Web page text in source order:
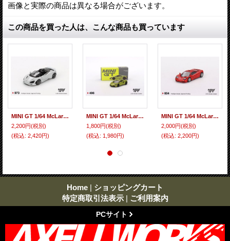
画像と実際の商品は異なる場合がございます。
この商品を買った人は、こんな商品も買っています
MINI GT 1/64 McLaren 750S Spider Cirrus Gray (RHD)
2,200円(税別)
(税込: 2,420円)
MINI GT 1/64 McLaren Altura Flux Green (LHD)
1,800円(税別)
(税込: 1,980円)
MINI GT 1/64 McLaren F1 Red (LHD)
2,000円(税別)
(税込: 2,200円)
Home | ショッピングカート
特定商取引法表示 | ご利用案内
PCサイト